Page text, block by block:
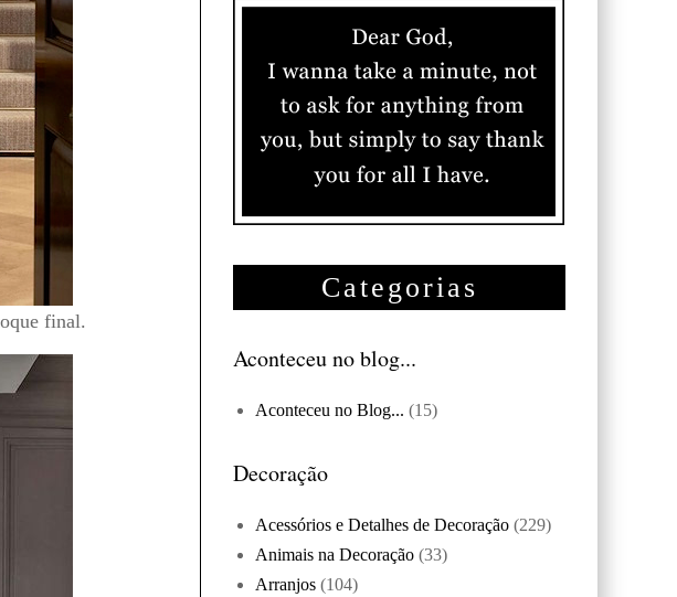
final.
Categorias
Aconteceu no blog...
Aconteceu no Blog... (15)
Decoração
Acessórios e Detalhes de Decoração (229)
Animais na Decoração (33)
Arranjos (104)